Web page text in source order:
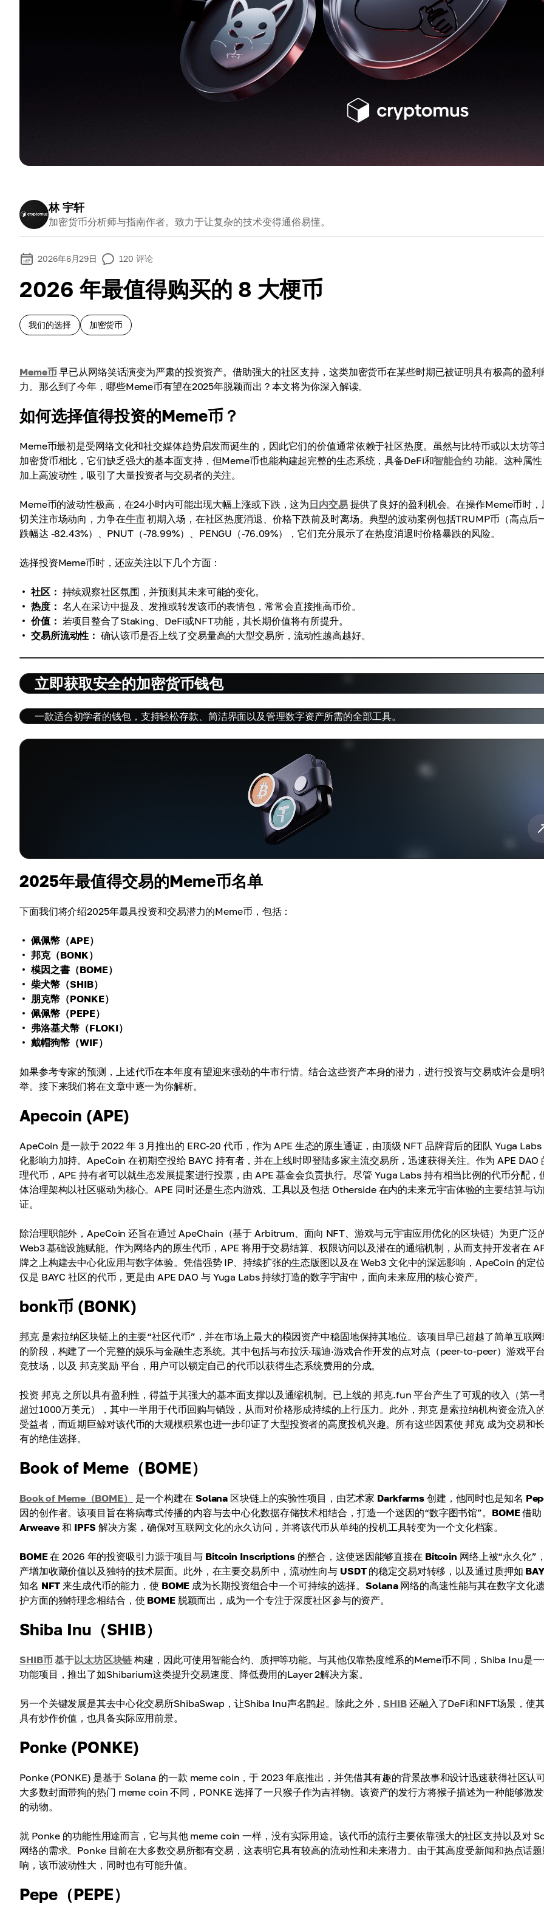
林 宇轩
加密货币分析师与指南作者。致力于让复杂的技术变得通俗易懂。
2026年6月29日 120 评论
2026 年最值得购买的 8 大梗币
我们的选择 加密货币
Meme币早已从网络笑话演变为严肃的投资资产。借助强大的社区支持，这类加密货币在某些时期已被证明具有极高的盈利
力。那么到了今年，哪些Meme币有望在2025年脱颖而出？本文将为你深入解读。
如何选择值得投资的Meme币？
Meme币最初是受网络文化和社交媒体趋势启发而诞生的，因此它们的价值通常依赖于社区热度。虽然与比特币或以太坊等
加密货币相比，它们缺乏强大的基本面支持，但Meme币也能构建起完整的生态系统，具备DeFi和智能合约 功能。这种属
加上高波动性，吸引了大量投资者与交易者的关注。
Meme币的波动性极高，在24小时内可能出现大幅上涨或下跌，这为 日内交易提供了良好的盈利机会。在操作Meme币时，
切关注市场动向，力争在牛市初期入场，在社区热度消退、价格下跌前及时离场。典型的波动案例包括TRUMP币（高点后
跌幅达 -82.43%）、PNUT（-78.99%）、PENGU（-76.09%），它们充分展示了在热度消退时价格暴跌的风险。
选择投资Meme币时，还应关注以下几个方面：
社区： 持续观察社区氛围，并预测其未来可能的变化。
热度： 名人在采访中提及、发推或转发该币的表情包，常常会直接推高币价。
价值： 若项目整合了Staking、DeFi或NFT功能，其长期价值将有所提升。
交易所流动性： 确认该币是否上线了交易量高的大型交易所，流动性越高越好。
立即获取安全的加密货币钱包
一款适合初学者的钱包，支持轻松存款、简洁界面以及管理数字资产所需的全部工具。
2025年最值得交易的Meme币名单
下面我们将介绍2025年最具投资和交易潜力的Meme币，包括：
佩佩幣（APE）
邦克（BONK）
模因之書（BOME）
柴犬幣（SHIB）
朋克幣（PONKE）
佩佩幣（PEPE）
弗洛基犬幣（FLOKI）
戴帽狗幣（WIF）
如果参考专家的预测，上述代币在本年度有望迎来强劲的牛市行情。结合这些资产本身的潜力，进行投资与交易或许会是明
举。接下来我们将在文章中逐一为你解析。
Apecoin (APE)
ApeCoin 是一款于 2022 年 3 月推出的 ERC-20 代币，作为 APE 生态的原生通证，由顶级 NFT 品牌背后的团队 Yuga Labs
化影响力加持。ApeCoin 在初期空投给 BAYC 持有者，并在上线时即登陆多家主流交易所，迅速获得关注。作为 APE DAO
理代币，APE 持有者可以就生态发展提案进行投票，由 APE 基金会负责执行。尽管 Yuga Labs 持有相当比例的代币分配，
体治理架构以社区驱动为核心。APE 同时还是生态内游戏、工具以及包括 Otherside 在内的未来元宇宙体验的主要结算与
证。
除治理职能外，ApeCoin 还旨在通过 ApeChain（基于 Arbitrum、面向 NFT、游戏与元宇宙应用优化的区块链）为更广泛
Web3 基础设施赋能。作为网络内的原生代币，APE 将用于交易结算、权限访问以及潜在的通缩机制，从而支持开发者在
牌之上构建去中心化应用与数字体验。凭借强势 IP、持续扩张的生态版图以及在 Web3 文化中的深远影响，ApeCoin 的定
仅是 BAYC 社区的代币，更是由 APE DAO 与 Yuga Labs 持续打造的数字宇宙中，面向未来应用的核心资产。
bonk币 (BONK)
邦克是索拉纳区块链上的主要“社区代币”，并在市场上最大的模因资产中稳固地保持其地位。该项目早已超越了简单互联
的阶段，构建了一个完整的娱乐与金融生态系统。其中包括与布拉沃·瑞迪·游戏合作开发的点对点（peer-to-peer）游戏平
竞技场，以及 邦克奖励 平台，用户可以锁定自己的代币以获得生态系统费用的分成。
投资 邦克 之所以具有盈利性，得益于其强大的基本面支撑以及通缩机制。已上线的 邦克.fun 平台产生了可观的收入（第一
超过1000万美元），其中一半用于代币回购与销毁，从而对价格形成持续的上行压力。此外，邦克 是索拉纳机构资金流入
受益者，而近期巨鲸对该代币的大规模积累也进一步印证了大型投资者的高度投机兴趣。所有这些因素使 邦克 成为交易和
有的绝佳选择。
Book of Meme（BOME）
Book of Meme（BOME） 是一个构建在 Solana 区块链上的实验性项目，由艺术家 Darkfarms 创建，他同时也是知名
因的创作者。该项目旨在将病毒式传播的内容与去中心化数据存储技术相结合，打造一个迷因的“数字图书馆”。 BOME借助
Arweave 和 IPFS 解决方案，确保对互联网文化的永久访问，并将该代币从单纯的投机工具转变为一个文化档案。
BOME在 2026 年的投资吸引力源于项目与 Bitcoin Inscriptions的整合，这使迷因能够直接在 Bitcoin 网络上被“永久化”
产增加收藏价值以及独特的技术层面。此外，在主要交易所中，流动性向与 USDT的稳定交易对转移，以及通过质押如
知名 NFT 来生成代币的能力，使 BOME 成为长期投资组合中一个可持续的选择。Solana网络的高速性能与其在数字文化
护方面的独特理念相结合，使 BOME脱颖而出，成为一个专注于深度社区参与的资产。
Shiba Inu（SHIB）
SHIB币基于以太坊区块链 构建，因此可使用智能合约、质押等功能。与其他仅靠热度维系的Meme币不同，Shiba Inu是
功能项目，推出了如Shibarium这类提升交易速度、降低费用的Layer 2解决方案。
另一个关键发展是其去中心化交易所ShibaSwap，让Shiba Inu声名鹊起。除此之外，SHIB 还融入了DeFi和NFT场景，使
具有炒作价值，也具备实际应用前景。
Ponke (PONKE)
Ponke (PONKE) 是基于 Solana 的一款 meme coin，于 2023 年底推出，并凭借其有趣的背景故事和设计迅速获得社区认
大多数封面带狗的热门 meme coin 不同，PONKE 选择了一只猴子作为吉祥物。该资产的发行方将猴子描述为一种能够激
的动物。
就 Ponke 的功能性用途而言，它与其他 meme coin 一样，没有实际用途。该代币的流行主要依靠强大的社区支持以及对
网络的需求。Ponke 目前在大多数交易所都有交易，这表明它具有较高的流动性和未来潜力。由于其高度受新闻和热点话
响，该币波动性大，同时也有可能升值。
Pepe（PEPE）